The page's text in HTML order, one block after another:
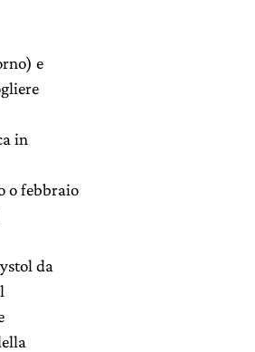
e
in
o febbraio
da